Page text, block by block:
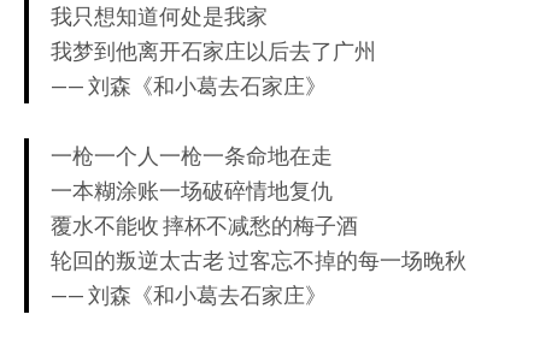
我只想知道何处是我家
我梦到他离开石家庄以后去了广州
—— 刘森《和小葛去石家庄》
一枪一个人一枪一条命地在走
一本糊涂账一场破碎情地复仇
覆水不能收 摔杯不减愁的梅子酒
轮回的叛逆太古老 过客忘不掉的每一场晚秋
—— 刘森《和小葛去石家庄》